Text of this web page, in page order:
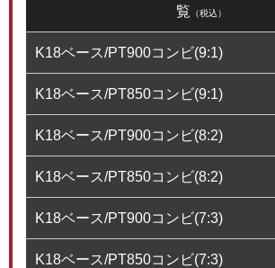
覧 （税込）
K18ベース/PT900コンビ(9:1)
K18ベース/PT850コンビ(9:1)
K18ベース/PT900コンビ(8:2)
K18ベース/PT850コンビ(8:2)
K18ベース/PT900コンビ(7:3)
K18ベース/PT850コンビ(7:3)